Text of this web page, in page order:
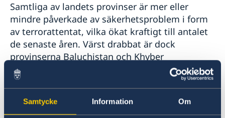
Samtycke Information Om
Pass i Pakistan
Samordningsnummer
Ambassadens reseinformation
Aktuella händelser
Allmänna säkerhetsläget
Terrorism
Trafiksäkerhet
Hälso- och sjukvård
Naturförhållanden och katastrofer
In- och utresebestämmelser
Lokala lagar och sedvänjor
Samtliga av landets provinser är mer eller
mindre påverkade av säkerhetsproblem i form
av terrorattentat, vilka ökat kraftigt till antalet
de senaste åren. Värst drabbat är dock
provinserna Baluchistan och Khyber
Pakthunkwha.
Ett stort antal terrorgrupperingar med olika
landet, men de verkar inom geografiskt